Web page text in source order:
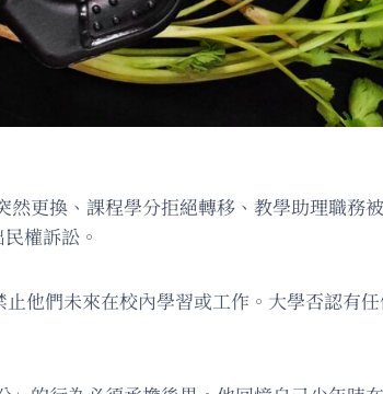
更換、課程學分拒絕轉移、教學助理職務
權訴訟。
他們未來在校內學習或工作。大學否認有